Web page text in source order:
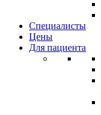
Специалисты
Цены
Для пациента